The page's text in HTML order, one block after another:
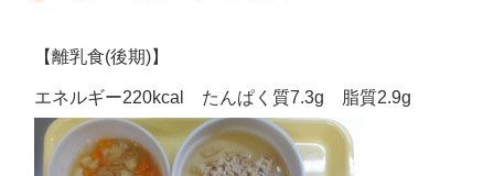
【離乳食(後期)】
エネルギー220kcal たんぱく質7.3g 脂質2.9g